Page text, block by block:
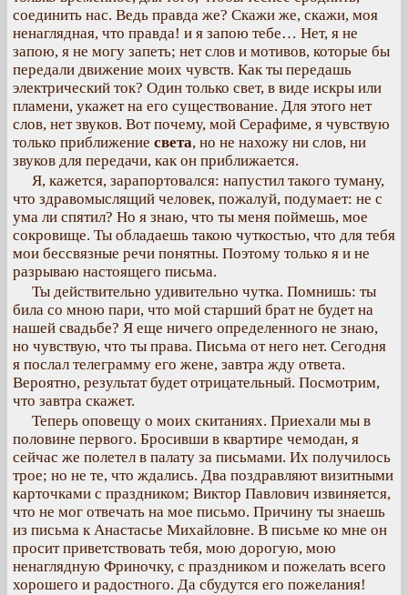
соединить нас. Ведь правда же? Скажи же, скажи, моя
ненаглядная, что правда! и я запою тебе… Нет, я не
запою, я не могу запеть; нет слов и мотивов, которые бы
передали движение моих чувств. Как ты передашь
электрический ток? Один только свет, в виде искры или
пламени, укажет на его существование. Для этого нет
слов, нет звуков. Вот почему, мой Серафиме, я чувствую
только приближение света, но не нахожу ни слов, ни
звуков для передачи, как он приближается.
Я, кажется, зарапортовался: напустил такого туману,
что здравомыслящий человек, пожалуй, подумает: не с
ума ли спятил? Но я знаю, что ты меня поймешь, мое
сокровище. Ты обладаешь такою чуткостью, что для тебя
мои бессвязные речи понятны. Поэтому только я и не
разрываю настоящего письма.
Ты действительно удивительно чутка. Помнишь: ты
била со мною пари, что мой старший брат не будет на
нашей свадьбе? Я еще ничего определенного не знаю,
но чувствую, что ты права. Письма от него нет. Сегодня
я послал телеграмму его жене, завтра жду ответа.
Вероятно, результат будет отрицательный. Посмотрим,
что завтра скажет.
Теперь оповещу о моих скитаниях. Приехали мы в
половине первого. Бросивши в квартире чемодан, я
сейчас же полетел в палату за письмами. Их получилось
трое; но не те, что ждались. Два поздравляют визитными
карточками с праздником; Виктор Павлович извиняется,
что не мог отвечать на мое письмо. Причину ты знаешь
из письма к Анастасье Михайловне. В письме ко мне он
просит приветствовать тебя, мою дорогую, мою
ненаглядную Фриночку, с праздником и пожелать всего
хорошего и радостного. Да сбудутся его пожелания!